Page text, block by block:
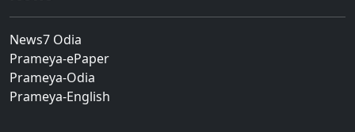
News7 Odia
Prameya-ePaper
Prameya-Odia
Prameya-English